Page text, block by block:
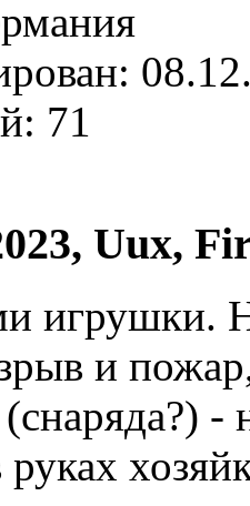
71
Uux,
игрушки.
и
-
руках